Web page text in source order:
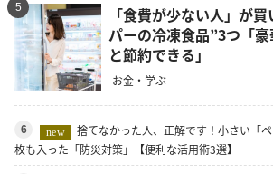
5
「食費が少ない人」が
パーの冷凍食品”3つ「
と節約できる」
お金・学ぶ
6 new
捨てなかった人、正解です！小さい「
枚も入った「防災対策」【便利な活用術3選】